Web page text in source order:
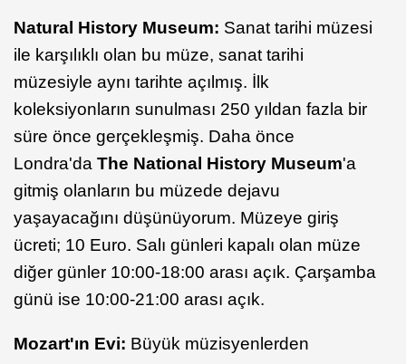
Natural History Museum: Sanat tarihi müzesi
ile karşılıklı olan bu müze, sanat tarihi
müzesiyle aynı tarihte açılmış. İlk
koleksiyonların sunulması 250 yıldan fazla bir
süre önce gerçekleşmiş. Daha önce
Londra'da The National History Museum'a
gitmiş olanların bu müzede dejavu
yaşayacağını düşünüyorum. Müzeye giriş
ücreti; 10 Euro. Salı günleri kapalı olan müze
diğer günler 10:00-18:00 arası açık. Çarşamba
günü ise 10:00-21:00 arası açık.
Mozart'ın Evi: Büyük müzisyenlerden